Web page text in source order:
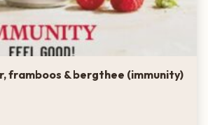
framboos & bergthee (immunity)